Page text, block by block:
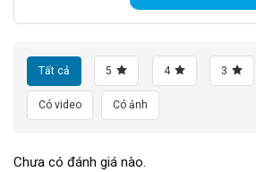
Tất cả 5 4 3
Có video Có ảnh
Chưa có đánh giá nào.